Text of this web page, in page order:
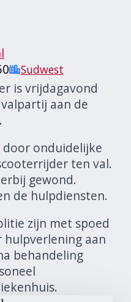
Sudwest
is vrijdagavond
aan de
door onduidelijke
ten val.
gewond.
de hulpdiensten.
zijn met spoed
aan
behandeling